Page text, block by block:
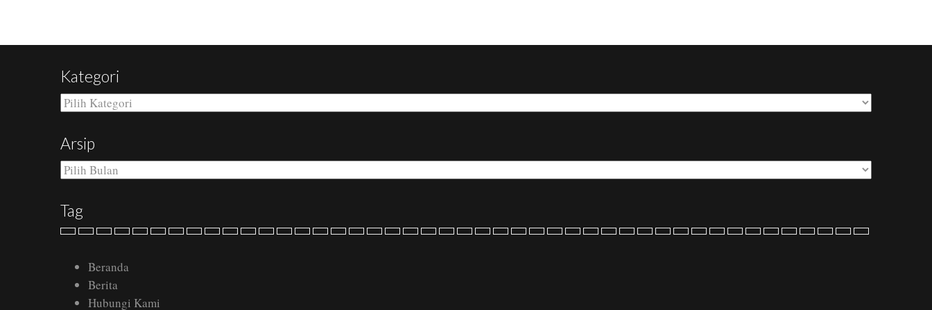
Kategori
Kategori
Arsip
Arsip
Tag
Beranda
Berita
Hubungi Kami